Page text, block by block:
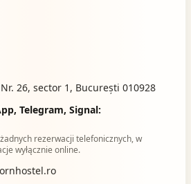
26, sector 1, București 010928
Telegram, Signal:
rezerwacji telefonicznych, w
wyłącznie online.